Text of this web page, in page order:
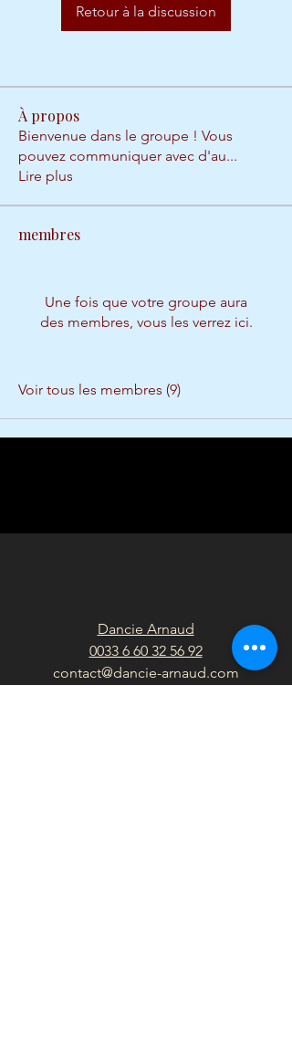
Retour à la discussion
À propos
Bienvenue dans le groupe ! Vous
pouvez communiquer avec d'au...
Lire plus
membres
Une fois que votre groupe aura
des membres, vous les verrez ici.
Voir tous les membres (9)
Dancie Arnaud
0033 6 60 32 56 92
contact@dancie-arnaud.com